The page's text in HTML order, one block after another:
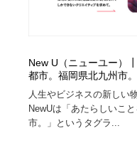
New U（ニューユー）
都市。福岡県北九州市。
⼈⽣やビジネスの新しい
NewUは「あたらしいこ
市。」というタグラ...